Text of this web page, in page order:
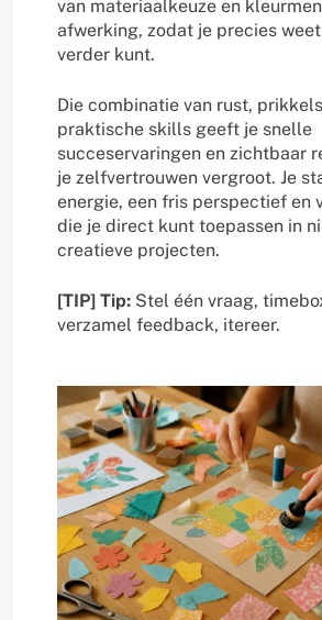
van materiaalkeuze en
afwerking, zodat je precies
verder kunt.
Die combinatie van rust,
praktische skills geeft je snelle
succeservaringen en zichtbaar
je zelfvertrouwen vergroot. Je
energie, een fris perspectief en
die je direct kunt toepassen in
creatieve projecten.
[TIP] Tip: Stel één vraag,
verzamel feedback, itereer.